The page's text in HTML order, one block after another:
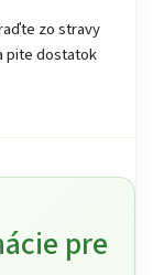
zo stravy
pite dostatok
pre